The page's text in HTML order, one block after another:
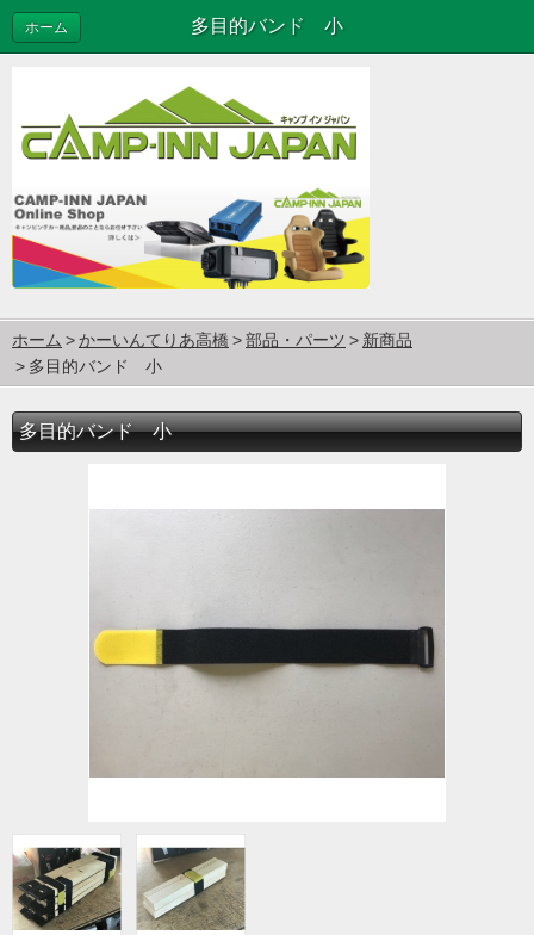
多目的バンド 小
ホーム
ホーム かーいんてりあ高橋 部品・パーツ
新商品
多目的バンド 小
多目的バンド 小